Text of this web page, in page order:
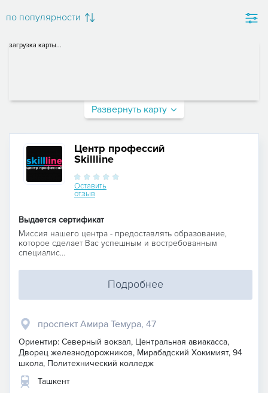
по популярности
загрузка карты...
Развернуть карту
Центр профессий
Skillline
Оставить
отзыв
Выдается сертификат
Миссия нашего центра - предоставлять образование,
которое сделает Вас успешным и востребованным
специалис...
Подробнее
проспект Амира Темура, 47
Ориентир: Северный вокзал, Центральная авиакасса,
Дворец железнодорожников, Мирабадский Хокимият, 94
школа, Политехнический колледж
Ташкент